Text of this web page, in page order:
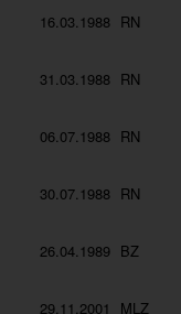
16.03.1988 RN
31.03.1988 RN
06.07.1988 RN
30.07.1988 RN
26.04.1989 BZ
29.11.2001
MLZ